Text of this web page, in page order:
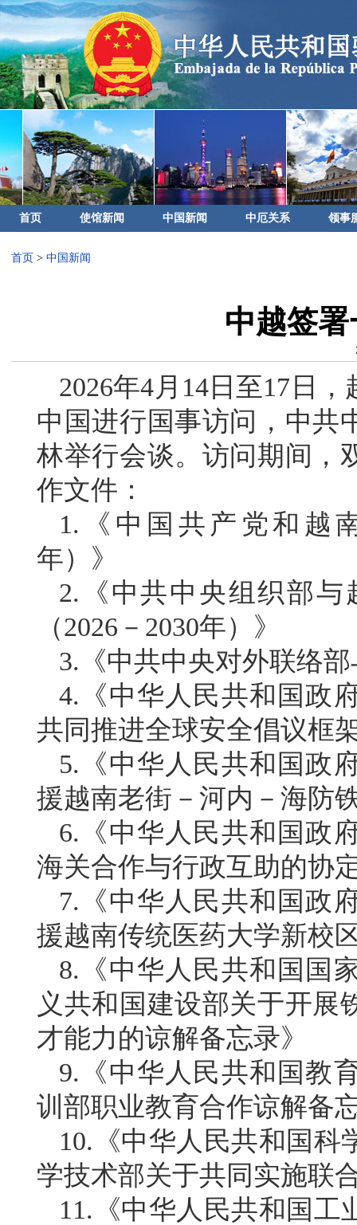
首页 使馆新闻 中国新闻 中厄关系 领事
首页 > 中国新闻
中越签
2026年4月14日至17日
中国进行国事访问，中共
林举行会谈。访问期间，
作文件：
1.《中国共产党和越
年）》
2.《中共中央组织部
（2026－2030年）》
3.《中共中央对外联络
4.《中华人民共和国政
共同推进全球安全倡议框
5.《中华人民共和国政
援越南老街－河内－海防
6.《中华人民共和国政
海关合作与行政互助的协
7.《中华人民共和国政
援越南传统医药大学新校
8.《中华人民共和国国
义共和国建设部关于开展
才能力的谅解备忘录》
9.《中华人民共和国教
训部职业教育合作谅解备
10.《中华人民共和国科
学技术部关于共同实施联
11.《中华人民共和国工